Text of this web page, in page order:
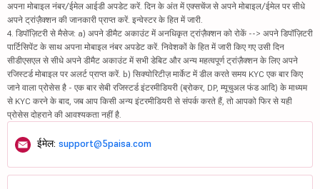
अपना मोबाइल नंबर/ईमेल आईडी अपडेट करें. दिन के अंत में एक्सचेंज से अपने मोबाइल/ईमेल पर सीधे
अपने ट्रांज़ैक्शन की जानकारी प्राप्त करें. इन्वेस्टर के हित में जारी.
4. डिपॉज़िटरी से मैसेज: a) अपने डीमैट अकाउंट में अनधिकृत ट्रांज़ैक्शन को रोकें --> अपने डिपॉज़िटरी
पार्टिसिपेंट के साथ अपना मोबाइल नंबर अपडेट करें. निवेशकों के हित में जारी किए गए उसी दिन
सीडीएसएल से सीधे अपने डीमैट अकाउंट में सभी डेबिट और अन्य महत्वपूर्ण ट्रांज़ैक्शन के लिए अपने
रजिस्टर्ड मोबाइल पर अलर्ट प्राप्त करें. b) सिक्योरिटीज़ मार्केट में डील करते समय KYC एक बार किए
जाने वाला प्रोसेस है - एक बार सेबी रजिस्टर्ड इंटरमीडियरी (ब्रोकर, DP, म्यूचुअल फंड आदि) के माध्यम
से KYC करने के बाद, जब आप किसी अन्य इंटरमीडियरी से संपर्क करते हैं, तो आपको फिर से यही
प्रोसेस दोहराने की आवश्यकता नहीं है.
ईमेल: support@5paisa.com